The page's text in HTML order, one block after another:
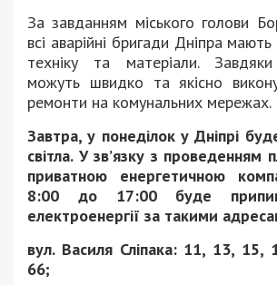
За завданням міського голови
всі аварійні бригади Дніпра
техніку та матеріали.
можуть швидко та якісно
ремонти на комунальних мережах.
Завтра, у понеділок у Дніпрі
світла. У зв’язку з проведенням
приватною енергетичною
8:00 до 17:00 буде
електроенергії за такими
вул. Василя Сліпака: 11, 13, 15,
66;